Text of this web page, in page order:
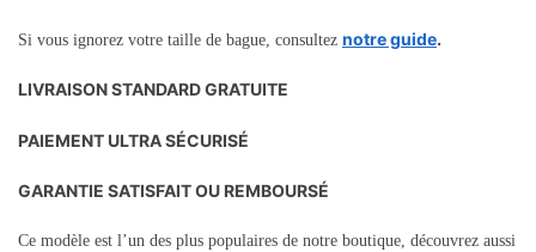
Si vous ignorez votre taille de bague, consultez notre guide.
LIVRAISON STANDARD GRATUITE
PAIEMENT ULTRA SÉCURISÉ
GARANTIE SATISFAIT OU REMBOURSÉ
Ce modèle est l’un des plus populaires de notre boutique, découvrez aussi